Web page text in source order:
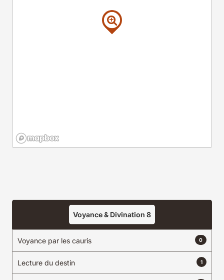
Voyance & Divination 8
Voyance par les cauris 0
Lecture du destin 1